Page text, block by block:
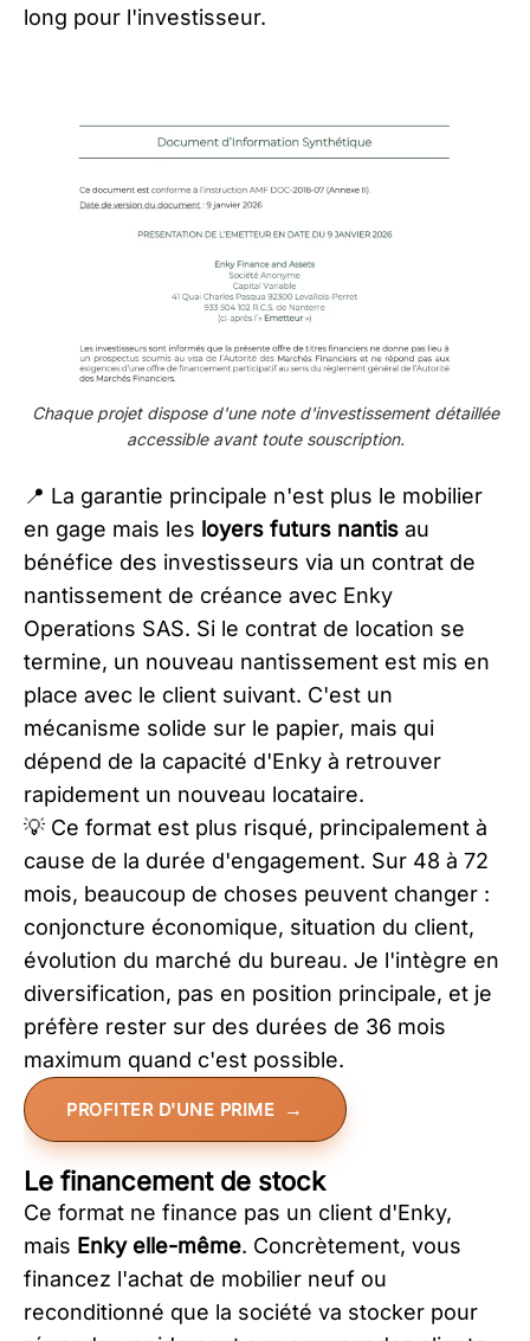
long pour l'investisseur.
Chaque projet dispose d'une note d'investissement détaillée
accessible avant toute souscription.
📍 La garantie principale n'est plus le mobilier
en gage mais les loyers futurs nantis au
bénéfice des investisseurs via un contrat de
nantissement de créance avec Enky
Operations SAS. Si le contrat de location se
termine, un nouveau nantissement est mis en
place avec le client suivant. C'est un
mécanisme solide sur le papier, mais qui
dépend de la capacité d'Enky à retrouver
rapidement un nouveau locataire.
💡 Ce format est plus risqué, principalement à
cause de la durée d'engagement. Sur 48 à 72
mois, beaucoup de choses peuvent changer :
conjoncture économique, situation du client,
évolution du marché du bureau. Je l'intègre en
diversification, pas en position principale, et je
préfère rester sur des durées de 36 mois
maximum quand c'est possible.
PROFITER D'UNE PRIME
Le financement de stock
Ce format ne finance pas un client d'Enky,
mais Enky elle-même. Concrètement, vous
financez l'achat de mobilier neuf ou
reconditionné que la société va stocker pour